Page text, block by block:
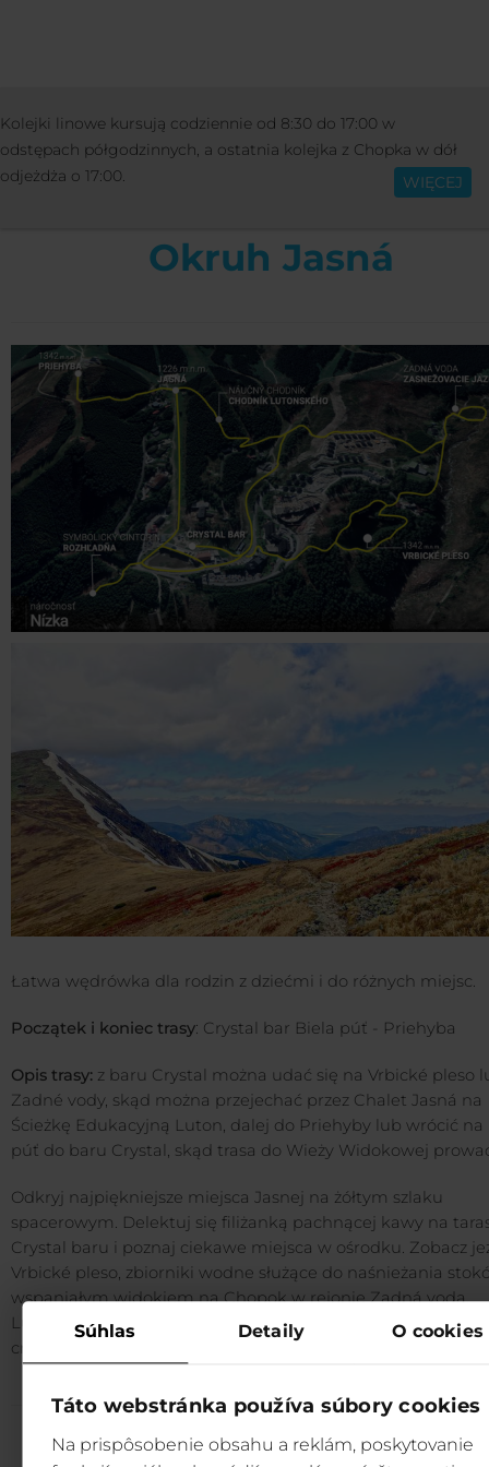
Súhlas Detaily O cookies
Táto webstránka používa súbory cookies
Na prispôsobenie obsahu a reklám, poskytovanie
Polski
ZAJĘCIA SPORTY
WSKAZÓWKI NA
Okruh Jasná
Łatwa wędrówka dla rodzin z dziećmi i do różnych miejsc.
Początek i koniec trasy: Crystal bar Biela púť - Priehyba
Opis trasy: z baru Crystal można udać się na Vrbické pleso
Zadné vody, skąd można przejechać przez Chalet Jasná na
Ścieżkę Edukacyjną Luton, dalej do Priehyby lub wrócić na
púť do baru Crystal, skąd trasa do Wieży Widokowej
Odkryj najpiękniejsze miejsca Jasnej na żółtym szlaku
spacerowym. Delektuj się filiżanką pachnącej kawy na
Crystal baru i poznaj ciekawe miejsca w ośrodku. Zobacz
Vrbické pleso, zbiorniki wodne służące do naśnieżania
wspaniałym widokiem na Chopok w rejonie Zadná voda,
Lutonského chodník lub wieżę widokową na
cmentarzu.
Kolejki linowe kursują codziennie od 8:30 do 17:00 w
odstępach półgodzinnych, a ostatnia kolejka z Chopka w dół
odjeżdża o 17:00.
WIĘCEJ